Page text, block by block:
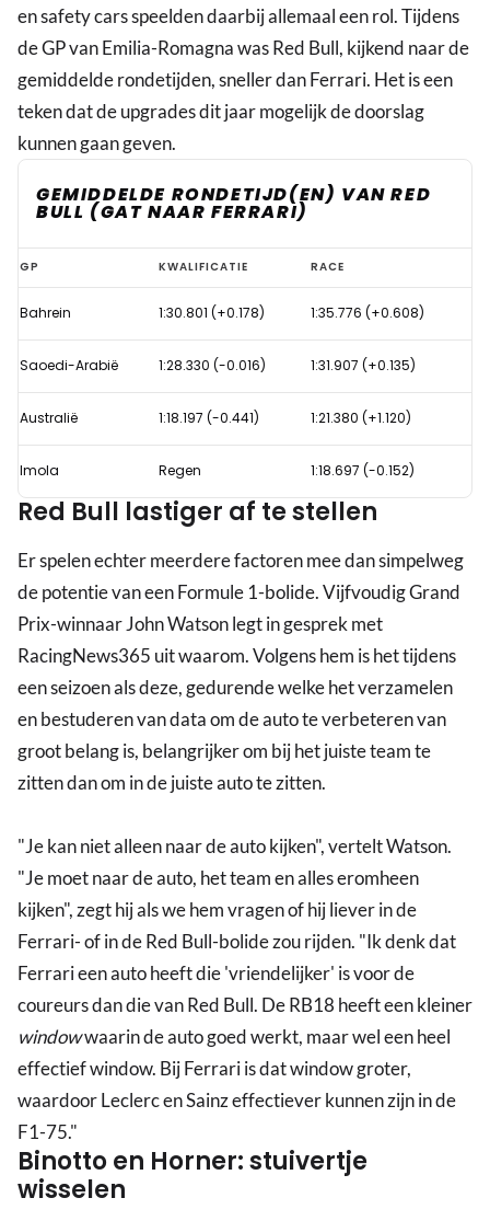
en safety cars speelden daarbij allemaal een rol. Tijdens
de GP van Emilia-Romagna was Red Bull, kijkend naar de
gemiddelde rondetijden, sneller dan Ferrari. Het is een
teken dat de upgrades dit jaar mogelijk de doorslag
kunnen gaan geven.
GEMIDDELDE RONDETIJD(EN) VAN RED
BULL (GAT NAAR FERRARI)
Heeft
Verstappen
een
1-
bolide
dan
Leclerc?
GP KWALIFICATIE RACE
Bahrein 1:30.801 (+0.178) 1:35.776 (+0.608)
Saoedi-Arabië 1:28.330 (-0.016) 1:31.907 (+0.135)
Australië 1:18.197 (-0.441) 1:21.380 (+1.120)
Imola Regen 1:18.697 (-0.152)
Red Bull lastiger af te stellen
Er spelen echter meerdere factoren mee dan simpelweg
de potentie van een Formule 1-bolide. Vijfvoudig Grand
Prix-winnaar John Watson legt in gesprek met
RacingNews365 uit waarom. Volgens hem is het tijdens
een seizoen als deze, gedurende welke het verzamelen
en bestuderen van data om de auto te verbeteren van
groot belang is, belangrijker om bij het juiste team te
zitten dan om in de juiste auto te zitten.
"Je kan niet alleen naar de auto kijken", vertelt Watson.
"Je moet naar de auto, het team en alles eromheen
kijken", zegt hij als we hem vragen of hij liever in de
Ferrari- of in de Red Bull-bolide zou rijden. "Ik denk dat
Ferrari een auto heeft die 'vriendelijker' is voor de
coureurs dan die van Red Bull. De RB18 heeft een kleiner
windowwaarin de auto goed werkt, maar wel een heel
effectief window. Bij Ferrari is dat window groter,
waardoor Leclerc en Sainz effectiever kunnen zijn in de
F1-75."
Binotto en Horner: stuivertje
wisselen